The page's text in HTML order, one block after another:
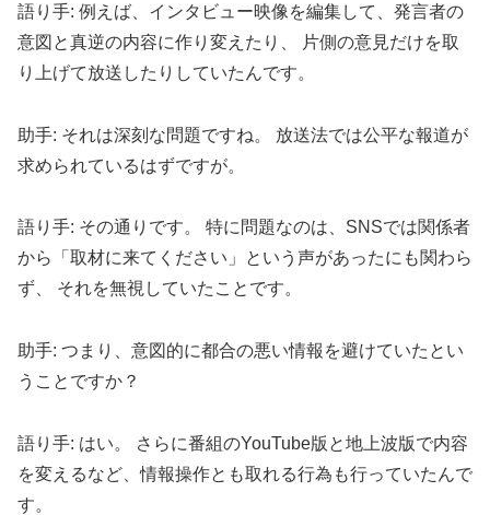
語り手: 例えば、インタビュー映像を編集して、発言者の
意図と真逆の内容に作り変えたり、 片側の意見だけを取
り上げて放送したりしていたんです。
助手: それは深刻な問題ですね。 放送法では公平な報道が
求められているはずですが。
語り手: その通りです。 特に問題なのは、SNSでは関係者
から「取材に来てください」という声があったにも関わら
ず、 それを無視していたことです。
助手: つまり、意図的に都合の悪い情報を避けていたとい
うことですか？
語り手: はい。 さらに番組のYouTube版と地上波版で内容
を変えるなど、情報操作とも取れる行為も行っていたんで
す。